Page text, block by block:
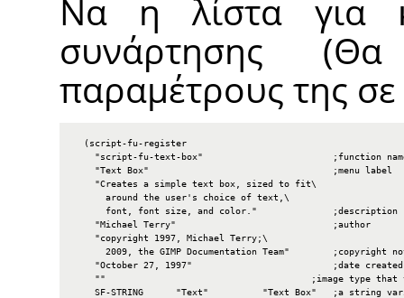
Να η λίστα για
συνάρτησης
παραμέτρους της σε
  (script-fu-register
"script-fu-text-box"                        ;function
    "Text Box"                                  ;menu label
    "Creates a simple text box, sized to fit\
      around the user's choice of text,\
      font, font size, and color."              ;description
    "Michael Terry"                             ;author
    "copyright 1997, Michael Terry;\
2009, the GIMP Documentation Team"        ;copyright
    "October 27, 1997"                          ;date created
""                                      ;image type that
SF-STRING      "Text"          "Text Box"   ;a string